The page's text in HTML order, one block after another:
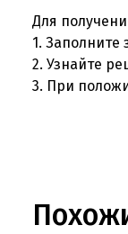
Для
1.
2. Узнайте
3. При